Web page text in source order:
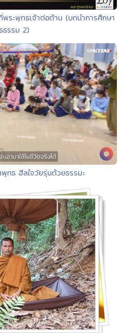
พระพุทธเจ้าต่อต้าน (บทนำการศึกษา
ธรรม 2)
พุทธ ฮีลใจวัยรุ่นด้วยธรรมะ